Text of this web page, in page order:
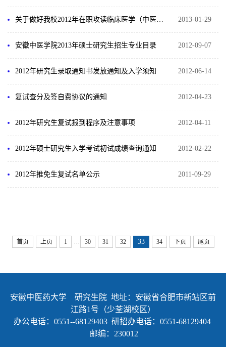
2013-01-29
2012-09-07
安徽中医学院2013年硕士研究生招生专业目录
2012-06-14
2012年研究生录取通知书发放通知及入学须知
2012-04-23
复试查分及签自费协议的通知
2012-04-11
2012年研究生复试报到程序及注意事项
2012-02-22
2012年硕士研究生入学考试初试成绩查询通知
2011-09-29
2012年推免生复试名单公示
首页 上页 1 30 31 32 33 34 下页 尾页
安徽中医药大学 研究生院 地址：安徽省合肥市新站区前
江路1号（少荃湖校区）
办公电话：0551--68129403 研招办电话：0551-68129404
邮编：230012